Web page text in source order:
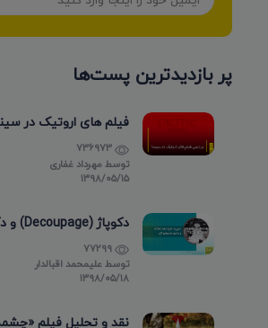
پر بازدیدترین پست‌ها
فیلم های اروتیک در
توسط مهرداد غفاری
۱۳۹۸/۰۵/۱۵
دکوپاژ (Decoupage) و دکوپاژ نویسی فیلم
توسطعلیمحمد اقبالدار
۱۳۹۸/۰۵/۱۸